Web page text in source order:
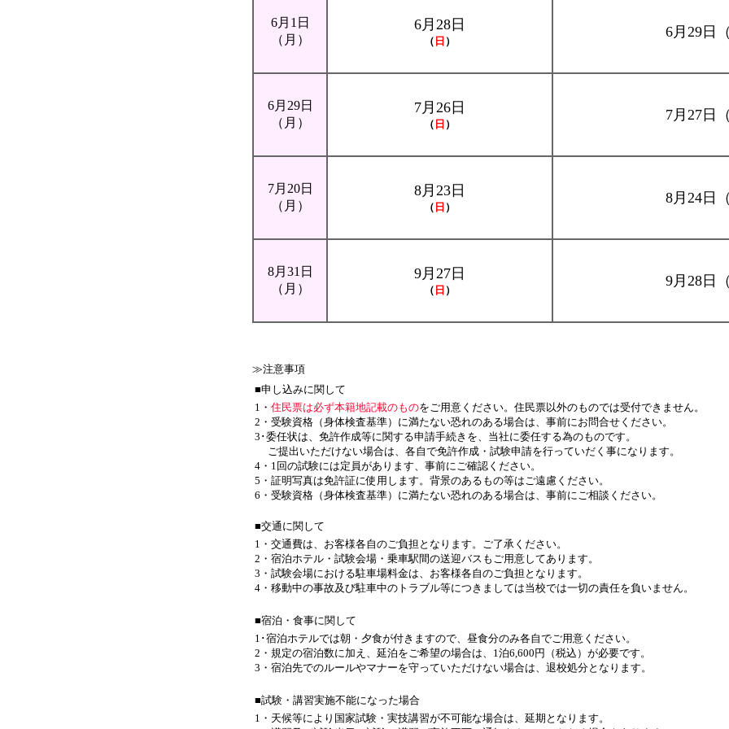
6月1日
（月）
6月28日
（ 日 ）
6月29日
6月29日
（月）
7月26日
（ 日 ）
7月27日
7月20日
（月）
8月23日
（ 日 ）
8月24日
8月31日
（月）
9月27日
（ 日 ）
9月28日
≫注意事項
■申し込みに関して
1・ 住民票は必ず本籍地記載のものをご用意ください。住民票以外のものでは受付できません。
2・受験資格（身体検査基準）に満たない恐れのある場合は、事前にお問合せください。
3･委任状は、免許作成等に関する申請手続きを、当社に委任する為のものです。
ご提出いただけない場合は、各自で免許作成・試験申請を行っていだく事になります。
4・1回の試験には定員があります、事前にご確認ください。
5・証明写真は免許証に使用します。背景のあるもの等はご遠慮ください。
6・受験資格（身体検査基準）に満たない恐れのある場合は、事前にご相談ください。
■交通に関して
1・交通費は、お客様各自のご負担となります。ご了承ください。
2・宿泊ホテル・試験会場・乗車駅間の送迎バスもご用意してあります。
3・試験会場における駐車場料金は、お客様各自のご負担となります。
4・移動中の事故及び駐車中のトラブル等につきましては当校では一切の責任を負いません。
■宿泊・食事に関して
1･宿泊ホテルでは朝・夕食が付きますので、昼食分のみ各自でご用意ください。
2・規定の宿泊数に加え、延泊をご希望の場合は、1泊6,600円（税込）が必要です。
3・宿泊先でのルールやマナーを守っていただけない場合は、退校処分となります。
■試験・講習実施不能になった場合
1・天候等により国家試験・実技講習が不可能な場合は、延期となります。